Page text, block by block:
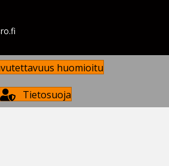
huomioitu
Tietosuoja